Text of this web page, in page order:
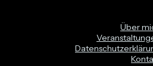
Über